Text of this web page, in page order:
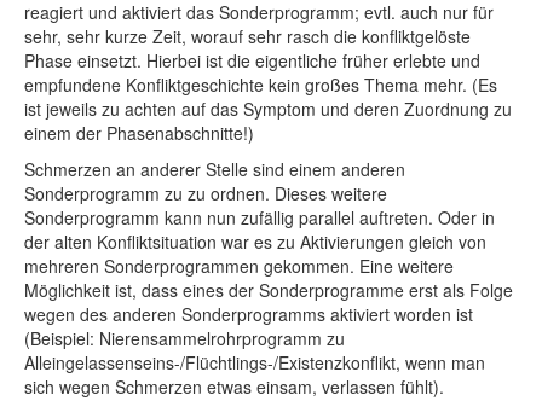
reagiert und aktiviert das Sonderprogramm; evtl. auch nur für
sehr, sehr kurze Zeit, worauf sehr rasch die konfliktgelöste
Phase einsetzt. Hierbei ist die eigentliche früher erlebte und
empfundene Konfliktgeschichte kein großes Thema mehr. (Es
ist jeweils zu achten auf das Symptom und deren Zuordnung zu
einem der Phasenabschnitte!)
Schmerzen an anderer Stelle sind einem anderen
Sonderprogramm zu zu ordnen. Dieses weitere
Sonderprogramm kann nun zufällig parallel auftreten. Oder in
der alten Konfliktsituation war es zu Aktivierungen gleich von
mehreren Sonderprogrammen gekommen. Eine weitere
Möglichkeit ist, dass eines der Sonderprogramme erst als Folge
wegen des anderen Sonderprogramms aktiviert worden ist
(Beispiel: Nierensammelrohrprogramm zu
Alleingelassenseins-/Flüchtlings-/Existenzkonflikt, wenn man
sich wegen Schmerzen etwas einsam, verlassen fühlt).